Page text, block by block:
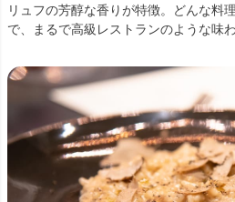
リュフの芳醇な香りが特徴。どんな料
で、まるで高級レストランのような味